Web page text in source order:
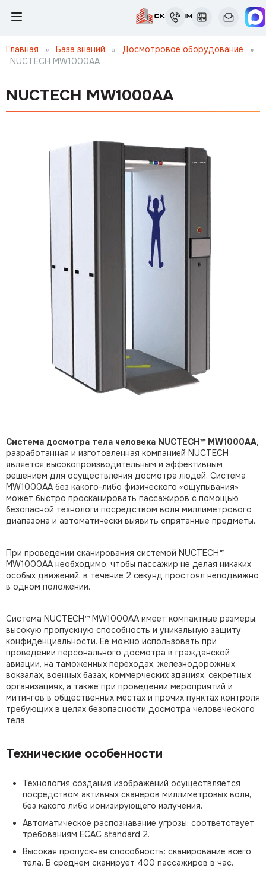
Главная » База знаний » Досмотровое оборудование
»
NUCTECH MW1000AA
NUCTECH MW1000AA
Система досмотра тела человека NUCTECH™ MW1000AA,
разработанная и изготовленная компанией NUCTECH
является высокопроизводительным и эффективным
решением для осуществления досмотра людей. Система
MW1000AA без какого-либо физического «ощупывания»
может быстро просканировать пассажиров с помощью
безопасной технологи посредством волн миллиметрового
диапазона и автоматически выявить спрятанные предметы.
При проведении сканирования системой NUCTECH™
MW1000AA необходимо, чтобы пассажир не делая никаких
особых движений, в течение 2 секунд простоял неподвижно
в одном положении.
Система NUCTECH™ MW1000AA имеет компактные размеры,
высокую пропускную способность и уникальную защиту
конфиденциальности. Ее можно использовать при
проведении персонального досмотра в гражданской
авиации, на таможенных переходах, железнодорожных
вокзалах, военных базах, коммерческих зданиях, секретных
организациях, а также при проведении мероприятий и
митингов в общественных местах и прочих пунктах контроля
требующих в целях безопасности досмотра человеческого
тела.
Технические особенности
Технология создания изображений осуществляется
посредством активных сканеров миллиметровых волн,
без какого либо ионизирующего излучения.
Автоматическое распознавание угрозы: соответствует
требованиям ECAC standard 2.
Высокая пропускная способность: сканирование всего
тела. В среднем сканирует 400 пассажиров в час.